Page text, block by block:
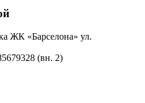
ЖК «Барселона» ул.
(вн. 2)